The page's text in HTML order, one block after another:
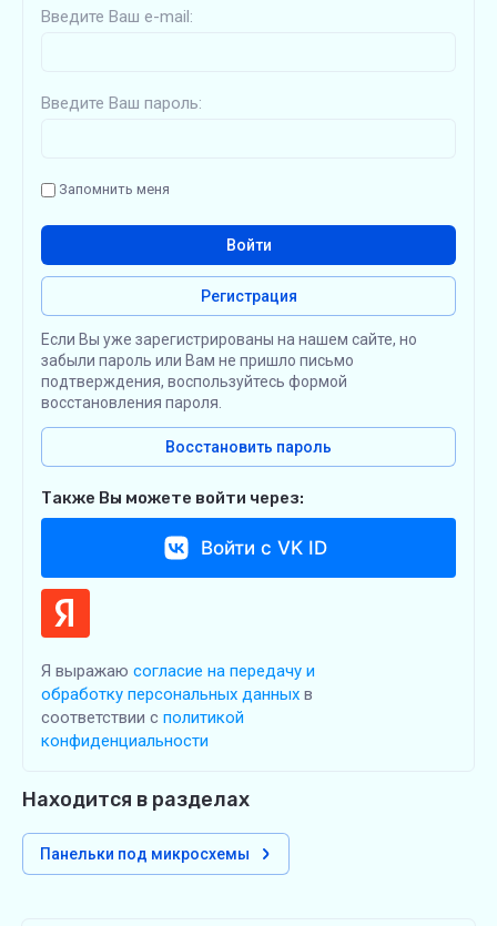
Введите Ваш e-mail:
Введите Ваш пароль:
Запомнить меня
Войти
Регистрация
Если Вы уже зарегистрированы на нашем сайте, но
забыли пароль или Вам не пришло письмо
подтверждения, воспользуйтесь формой
восстановления пароля.
Восстановить пароль
Также Вы можете войти через:
Войти с VK ID
Я выражаю согласие на передачу и
обработку персональных данных в
соответствии с политикой
конфиденциальности
Находится в разделах
Панельки под микросхемы